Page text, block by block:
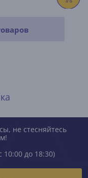
не стесняйтесь
до 18:30)